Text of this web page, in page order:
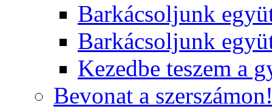
Barkácsoljunk
Barkácsoljunk
Kezedbe teszem a
Bevonat a